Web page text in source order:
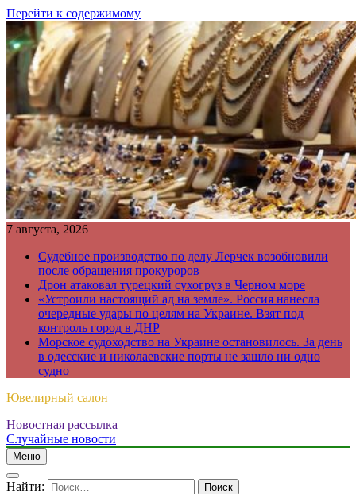
Перейти к содержимому
7 августа, 2026
Судебное производство по делу Лерчек возобновили
после обращения прокуроров
Дрон атаковал турецкий сухогруз в Черном море
«Устроили настоящий ад на земле». Россия нанесла
очередные удары по целям на Украине. Взят под
контроль город в ДНР
Морское судоходство на Украине остановилось. За день
в одесские и николаевские порты не зашло ни одно
судно
Ювелирный салон
Новостная рассылка
Случайные новости
Меню
Найти: